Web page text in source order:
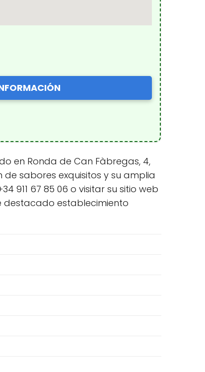
en Ronda de Can Fàbregas, 4,
sabores exquisitos y su amplia
911 67 85 06 o visitar su sitio web
destacado establecimiento